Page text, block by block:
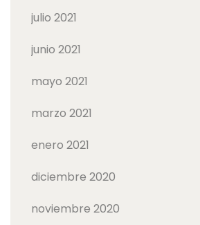
julio 2021
junio 2021
mayo 2021
marzo 2021
enero 2021
diciembre 2020
noviembre 2020